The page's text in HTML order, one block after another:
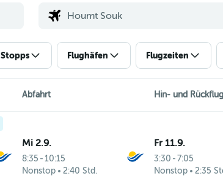
Stopps Flughäfen Flugzeiten
Abfahrt Hin- und Rückflug
Mi 2.9.
8:35 - 10:15
Nonstop
2:40 Std.
Fr 11.9.
3:30 - 7:05
Nonstop
2:35